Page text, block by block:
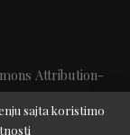
Attribution-
sajta koristimo